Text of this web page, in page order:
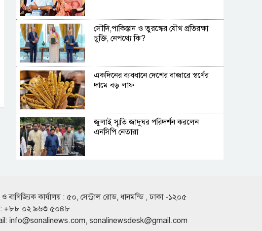
সৌদি,পাকিস্তান ও তুরস্কের যৌথ প্রতিরক্ষা
চুক্তি, নেপথ্যে কি?
একদিনের ব্যবধানে দেশের বাজারে স্বর্ণের
দামে বড় লাফ
জুলাই স্মৃতি জাদুঘর পরিদর্শন করলেন
এনসিপি নেতারা
দীর্ঘ সংগীতজীবনে এমন অভিজ্ঞতার
মুখোমুখি কখনো হইনি : হাসান
ও বাণিজ্যিক কার্যালয় : ৫০, সেন্ট্রাল রোড, ধানমন্ডি , ঢাকা -১২০৫
+৮৮ ০২ ৯৬৩ ৫০৪৮
info@sonalinews.com, sonalinewsdesk@gmail.com